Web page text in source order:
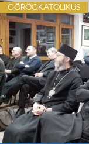
GÖRÖGKATOLIKUS